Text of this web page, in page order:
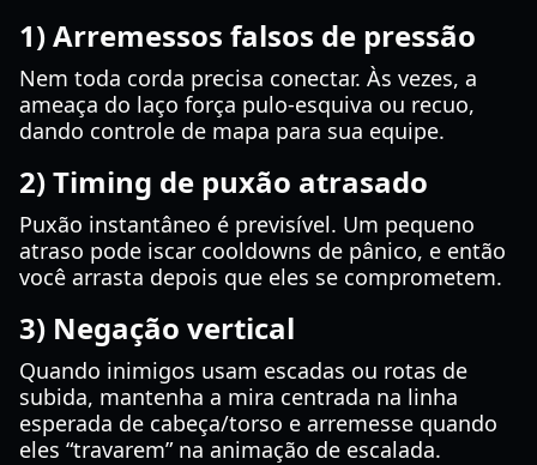
1) Arremessos falsos de pressão
Nem toda corda precisa conectar. Às vezes, a
ameaça do laço força pulo-esquiva ou recuo,
dando controle de mapa para sua equipe.
2) Timing de puxão atrasado
Puxão instantâneo é previsível. Um pequeno
atraso pode iscar cooldowns de pânico, e então
você arrasta depois que eles se comprometem.
3) Negação vertical
Quando inimigos usam escadas ou rotas de
subida, mantenha a mira centrada na linha
esperada de cabeça/torso e arremesse quando
eles “travarem” na animação de escalada.